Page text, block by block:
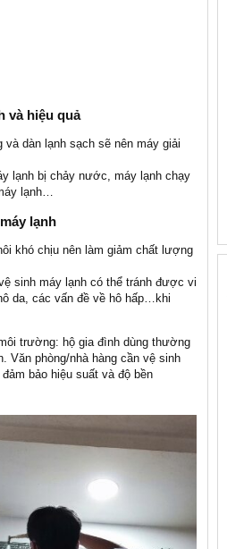
và hiệu quả
dàn lạnh sạch sẽ nên máy giải
lạnh bị chảy nước, máy lạnh chạy
lạnh…
lạnh
khó chịu nên làm giảm chất lượng
sinh máy lạnh có thể tránh được vi
da, các vấn đề về hô hấp…khi
trường: hộ gia đình dùng thường
Văn phòng/nhà hàng cần vệ sinh
bảo hiệu suất và độ bền